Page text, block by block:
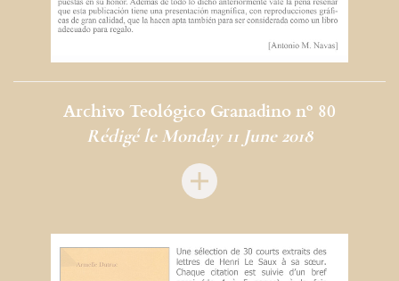
Archivo Teológico Granadino nº 80
Rédigé le Monday 11 June 2018